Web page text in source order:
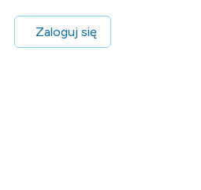
Zaloguj się